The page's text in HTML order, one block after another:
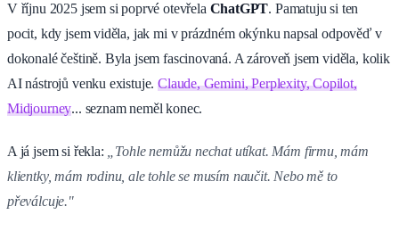
V říjnu 2025 jsem si poprvé otevřela ChatGPT. Pamatuju si ten
pocit, kdy jsem viděla, jak mi v prázdném okýnku napsal odpověď v
dokonalé češtině. Byla jsem fascinovaná. A zároveň jsem viděla, kolik
AI nástrojů venku existuje.Claude, Gemini, Perplexity, Copilot,
Midjourney... seznam neměl konec.
A já jsem si řekla:
„Tohle nemůžu nechat utíkat. Mám firmu, mám
klientky, mám rodinu, ale tohle se musím naučit. Nebo mě to
převálcuje."